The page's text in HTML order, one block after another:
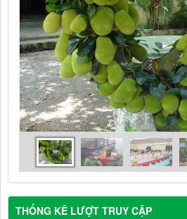
THỐNG KÊ LƯỢT TRUY CẬP